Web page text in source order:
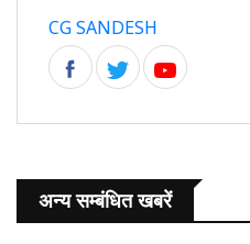
CG SANDESH
अन्य सम्बंधित खबरें